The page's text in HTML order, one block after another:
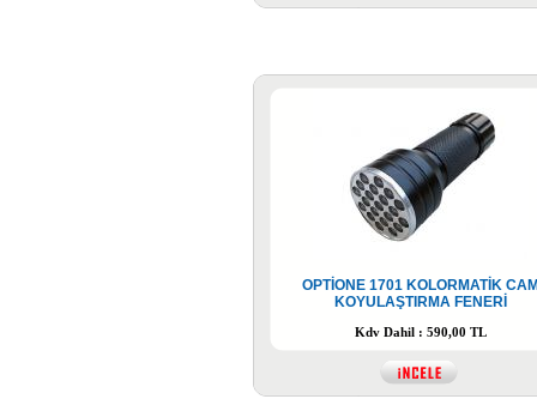
OPTİONE 1701 KOLORMATİK
KOYULAŞTIRMA FENERİ
Kdv Dahil : 590,00 TL